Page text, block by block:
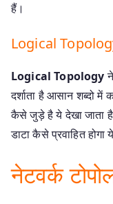
हैं।
Logical
Logical Topology
दर्शाता है आसान शब्दो में
कैसे जुड़े है ये देखा जाता
डाटा कैसे प्रवाहित होगा
नेटवर्क